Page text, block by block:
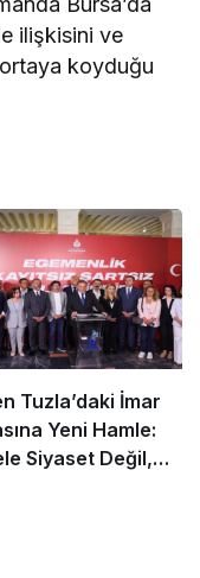
ilişkisini ve
ortaya koyduğu
Tuzla’daki İmar
Yeni Hamle:
Siyaset Değil,